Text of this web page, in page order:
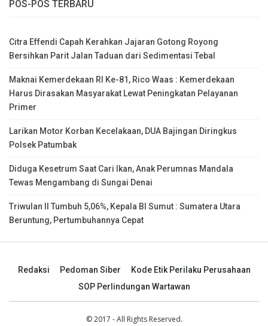
POS-POS TERBARU
Citra Effendi Capah Kerahkan Jajaran Gotong Royong
Bersihkan Parit Jalan Taduan dari Sedimentasi Tebal
Maknai Kemerdekaan RI Ke-81, Rico Waas : Kemerdekaan
Harus Dirasakan Masyarakat Lewat Peningkatan Pelayanan
Primer
Larikan Motor Korban Kecelakaan, DUA Bajingan Diringkus
Polsek Patumbak
Diduga Kesetrum Saat Cari Ikan, Anak Perumnas Mandala
Tewas Mengambang di Sungai Denai
Triwulan II Tumbuh 5,06%, Kepala BI Sumut : Sumatera Utara
Beruntung, Pertumbuhannya Cepat
Redaksi Pedoman Siber
Kode Etik Perilaku Perusahaan
SOP Perlindungan Wartawan
© 2017 - All Rights Reserved.